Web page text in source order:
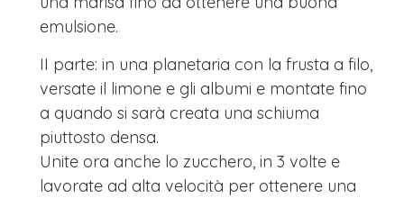
emulsione.
II parte: in una planetaria con la frusta a filo,
versate il limone e gli albumi e montate fino
a quando si sarà creata una schiuma
piuttosto densa.
Unite ora anche lo zucchero, in 3 volte e
lavorate ad alta velocità per ottenere una